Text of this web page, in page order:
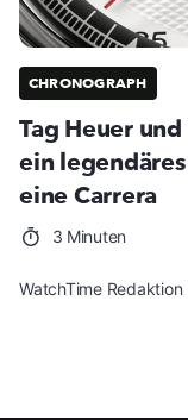
CHRONOGRAPH
Tag Heuer
ein
eine Carrera
3 Minuten
WatchTime Redaktion